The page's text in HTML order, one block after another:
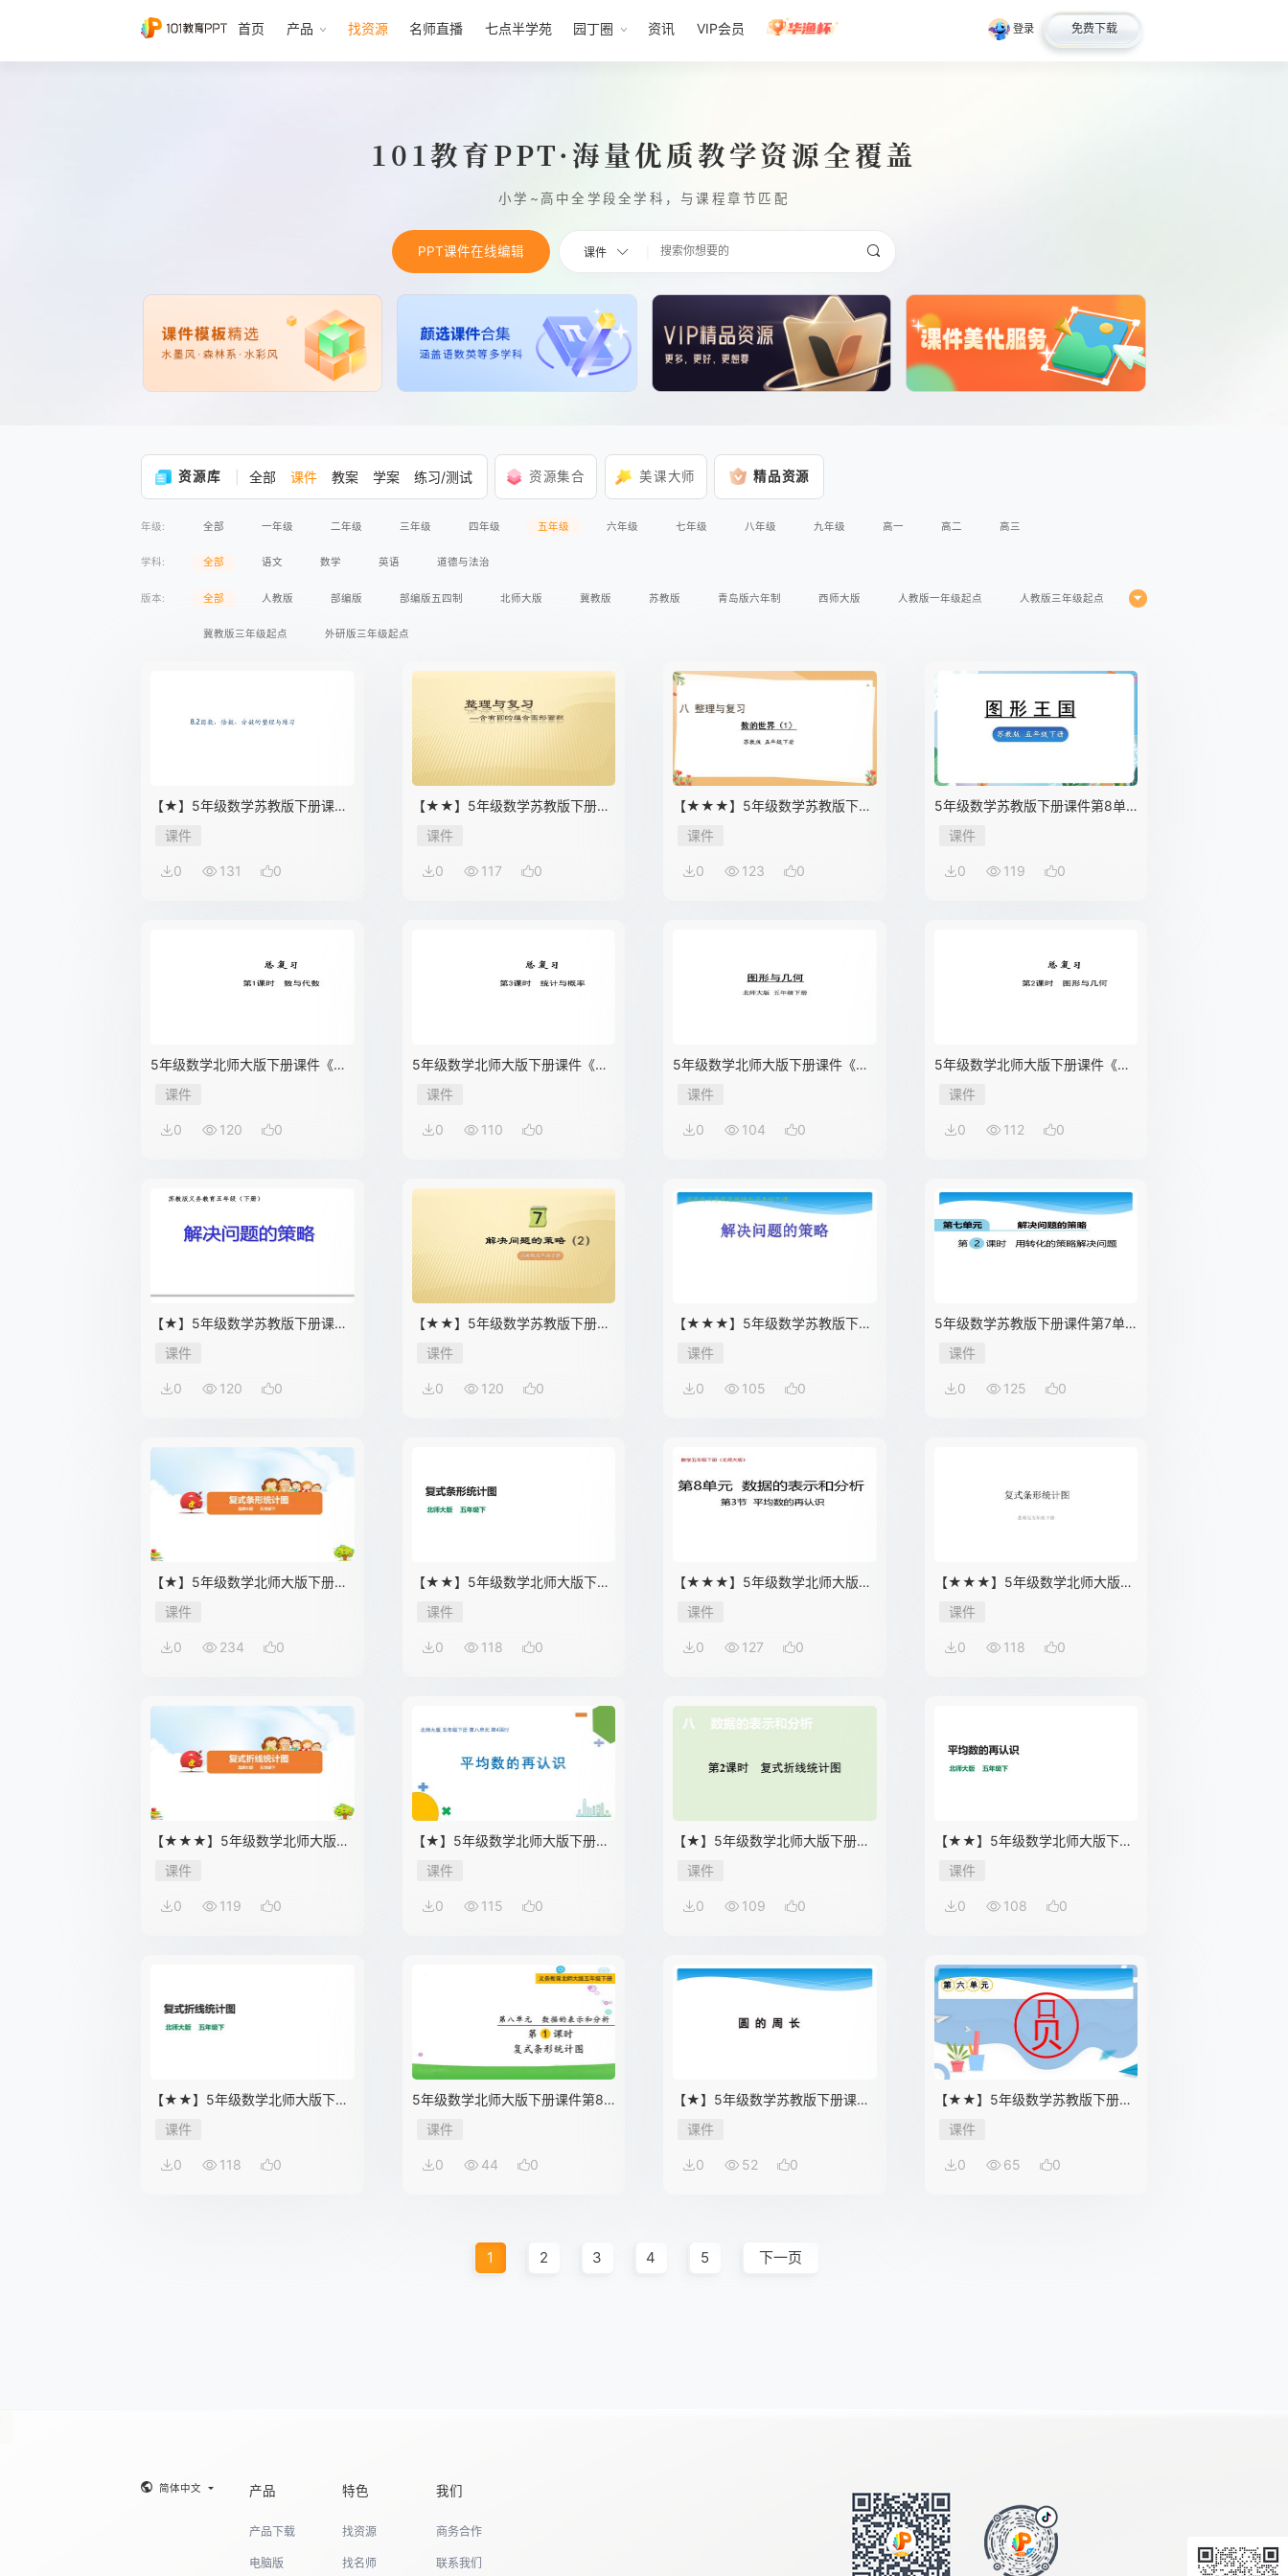
首页 产品 找资源 名师直播 七点半学苑 园丁圈 资讯 VIP会员 登录 免费下载
101教育PPT·海量优质教学资源全覆盖
小学~高中全学段全学科，与课程章节匹配
PPT课件在线编辑 课件
资源库 全部 课件 教案 学案 练习/测试 资源集合 美课大师 精品资源
年级: 全部 一年级 二年级 三年级 四年级 五年级 六年级 七年级 八年级 九年级 高一 高二 高三
学科: 全部 语文 数学 英语 道德与法治
版本: 全部 人教版 部编版 部编版五四制 北师大版 冀教版 苏教版 青岛版六年制 西师大版 人教版一年级起点 人教版三年级起点
冀教版三年级起点 外研版三年级起点
【★】5年级数学苏教版下册课件
第8单元《单元复习》
课件
0 131 0
【★★】5年级数学苏教版下册课
件第8单元《单元复习》
课件
0 117 0
【★★★】5年级数学苏教版下册
课件第8单元《单元复习》
课件
0 123 0
5年级数学苏教版下册课件第8单
元《单元复习》
课件
0 119 0
5年级数学北师大版下册课件《总
复习——数与代数》（共31张
PPT）
课件
0 120 0
5年级数学北师大版下册课件《总
复习——统计与概率》（共20张
PPT）
课件
0 110 0
5年级数学北师大版下册课件《总
复习——图形与几何》（共30张
PPT）
课件
0 104 0
5年级数学北师大版下册课件《总
复习——图形与几何》（共31张
PPT）
课件
0 112 0
【★】5年级数学苏教版下册课件
第7单元《解决问题的策略》
课件
0 120 0
【★★】5年级数学苏教版下册课
件第7单元《解决问题的策略》
课件
0 120 0
【★★★】5年级数学苏教版下册
课件第7单元《解决问题的策略》
课件
0 105 0
5年级数学苏教版下册课件第7单
元《解决问题的策略》
课件
0 125 0
【★】5年级数学北师大版下册课
件第8单元《复式条形统计图》
课件
0 234 0
【★★】5年级数学北师大版下册
课件第8单元《复式条形统计图》
课件
0 118 0
【★★★】5年级数学北师大版下
册课件第8单元《平均数的再认
识》
课件
0 127 0
【★★★】5年级数学北师大版下
册课件第8单元《复式条形统计
图》
课件
0 118 0
【★★★】5年级数学北师大版下
册课件第8单元《复式折线统计
图》
课件
0 119 0
【★】5年级数学北师大版下册课
件第8单元《平均数的再认识》
课件
0 115 0
【★】5年级数学北师大版下册课
件第8单元《复式折线统计图》
课件
0 109 0
【★★】5年级数学北师大版下册
课件第8单元《平均数的再认识》
课件
0 108 0
【★★】5年级数学北师大版下册
课件第8单元《复式折线统计图》
课件
0 118 0
5年级数学北师大版下册课件第8
单元《复式条形统计图》
课件
0 44 0
【★】5年级数学苏教版下册课件
第6单元《圆》
课件
0 52 0
【★★】5年级数学苏教版下册课
件第6单元《圆》
课件
0 65 0
1 2 3 4 5 下一页
简体中文 产品
产品下载
电脑版
特色
找资源
找名师
我们
商务合作
联系我们